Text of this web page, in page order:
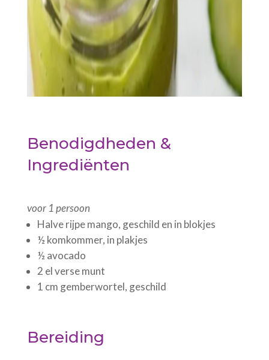
Benodigdheden &
Ingrediënten
voor 1 persoon
Halve rijpe mango, geschild en in blokjes
½ komkommer, in plakjes
½ avocado
2 el verse munt
1 cm gemberwortel, geschild
Bereiding